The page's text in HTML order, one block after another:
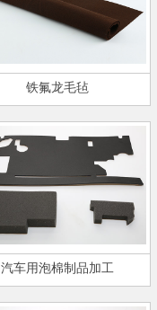
铁氟龙毛毡
汽车用泡棉制品加工